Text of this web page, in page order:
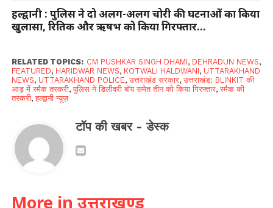
हल्द्वानी : पुलिस ने दो अलग-अलग चोरी की घटनाओं का किया
खुलासा, रितिक और ऋषभ को किया गिरफ्तार…
RELATED TOPICS: CM PUSHKAR SINGH DHAMI, DEHRADUN NEWS,
FEATURED, HARIDWAR NEWS, KOTWALI HALDWANI, UTTARAKHAND
NEWS, UTTARAKHAND POLICE,उत्तराखंड सरकार,उत्तराखंड: BLINKIT की
आड़ में स्मैक तस्करी,पुलिस ने डिलीवरी बॉय समेत तीन को किया गिरफ्तार,स्मैक की
तस्करी,हल्द्वानी न्यूज़
टॉप की खबर - डेस्क
More in उत्तराखण्ड